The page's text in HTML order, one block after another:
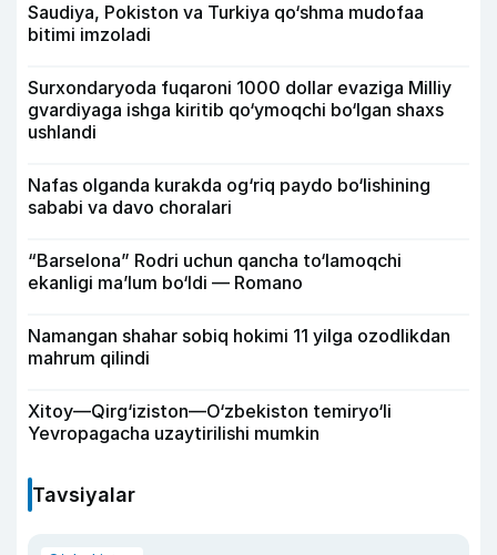
Saudiya, Pokiston va Turkiya qo‘shma mudofaa
bitimi imzoladi
Surxondaryoda fuqaroni 1000 dollar evaziga Milliy
gvardiyaga ishga kiritib qo‘ymoqchi bo‘lgan shaxs
ushlandi
Nafas olganda kurakda og‘riq paydo bo‘lishining
sababi va davo choralari
“Barselona” Rodri uchun qancha to‘lamoqchi
ekanligi ma’lum bo‘ldi — Romano
Namangan shahar sobiq hokimi 11 yilga ozodlikdan
mahrum qilindi
Xitoy—Qirg‘iziston—O‘zbekiston temiryo‘li
Yevropagacha uzaytirilishi mumkin
Tavsiyalar